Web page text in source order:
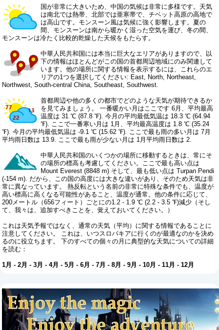
国が非常に大きいため、中国の気候は非常に多様です。天気
は南北では熱帯、北部では亜寒帯で、チベット高原の高地で
は高山です。モンスーン風は気候に強く影響します。夏の
間、モンスーンは南から暖かく湿った空気を運び、冬の間、
モンスーンは冷たく比較的乾燥した天候をもたらす。
中華人民共和国には本当に巨大なエリアがありますので、以
下の情報はほとんどがこの国の首都周辺地域にのみ関連して
います。他の場所に関する情報を表示するには、これらのエ
リアの1つを選択してください: East North Northeast
Northwest ,South-central China ,Southeast ,Southwest
首都周辺や他の多くの都市でどのような天気が期待できるか
を見てみましょう。 一番暖かい月はここです 6月、平均最高
温度は 31 ℃ (87.8 ℉). 今月の平均最低気温は 18.3 ℃ (64.94
℉). ここで一番寒い月は 1月、平均最高温度は 1.8 ℃ (35.24
℉). 今月の平均最低気温は -9.1 ℃ (15.62 ℉). ここで最も雨の多い月は 7月
平均雨日数は 13.9. ここで最も雨が少ない月は 1月平均雨日数は 2.
中華人民共和国のいくつかの場所に移動するときは、常にそ
の場所の標高も考慮してください。ここで最も高い点は
Mount Everest (8848 m) そして、最も低い点は Turpan Pendi
(-154 m). だから、この国の高度には大きな違いがあり、そのため天気は非
常に異なっています。 熱反転という名前の非常に特殊な条件でも、温度が
高い標高に高くなる可能性があること、温度が通常。他の条件に応じて、
200メートル（656フィート）ごとにの1.2 - 1.9 ℃ (2.2 - 3.5 ℉)減少（そし
て、我々は、追加すべきことを、覚えておいてください。）
これは天気予報ではなく、通常の天気（平均）に関する情報であることに
注意してください。 これは、いつスロバキアに行くのが最適なのかを決め
るのに役立ちます。 下のすべての個々の月に典型的な天気についての詳細
を読む：
1月 -2月 -3月 -4月 -5月 -6月 -7月 -8月 -9月 -10月 -11月 -12月